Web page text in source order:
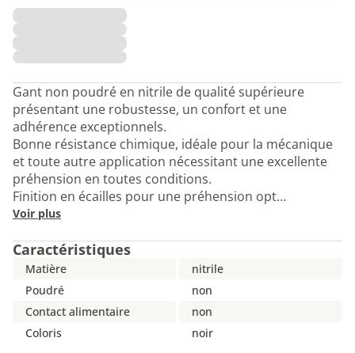
Gant non poudré en nitrile de qualité supérieure
présentant une robustesse, un confort et une
adhérence exceptionnels.
Bonne résistance chimique, idéale pour la mécanique
et toute autre application nécessitant une excellente
préhension en toutes conditions.
Finition en écailles pour une préhension opt…
Voir plus
Caractéristiques
Matière
nitrile
Poudré
non
Contact alimentaire
non
Coloris
noir